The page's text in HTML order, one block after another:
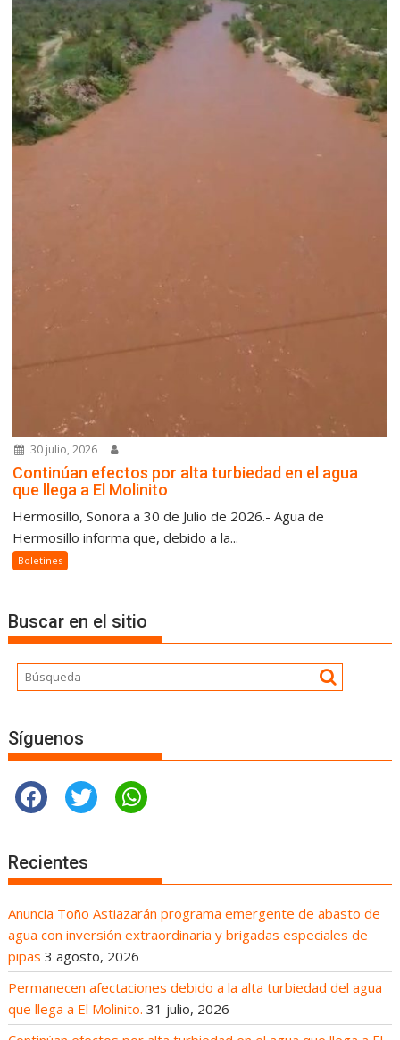
30 julio, 2026
Continúan efectos por alta turbiedad en el agua
que llega a El Molinito
Hermosillo, Sonora a 30 de Julio de 2026.- Agua de
Hermosillo informa que, debido a la...
Boletines
Buscar en el sitio
Síguenos
Recientes
Anuncia Toño Astiazarán programa emergente de abasto de
agua con inversión extraordinaria y brigadas especiales de
pipas 3 agosto, 2026
Permanecen afectaciones debido a la alta turbiedad del agua
que llega a El Molinito. 31 julio, 2026